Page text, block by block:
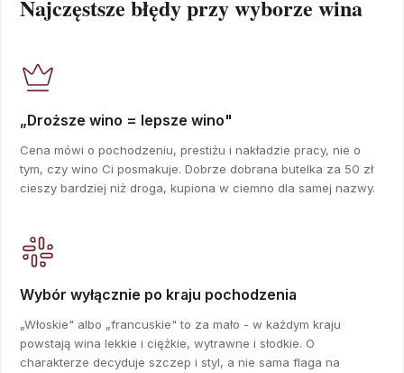
Najczęstsze błędy przy wyborze wina
„Droższe wino = lepsze wino"
Cena mówi o pochodzeniu, prestiżu i nakładzie pracy, nie o
tym, czy wino Ci posmakuje. Dobrze dobrana butelka za 50 zł
cieszy bardziej niż droga, kupiona w ciemno dla samej nazwy.
Wybór wyłącznie po kraju pochodzenia
„Włoskie" albo „francuskie" to za mało - w każdym kraju
powstają wina lekkie i ciężkie, wytrawne i słodkie. O
charakterze decyduje szczep i styl, a nie sama flaga na